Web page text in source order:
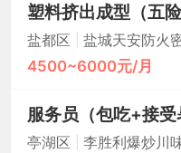
塑料挤出成型（五险
盐都区
盐城天安防火
4500~6000元/月
服务员（包吃+接受
亭湖区 李胜利爆炒川